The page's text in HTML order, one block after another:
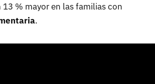
% mayor en las familias con
.